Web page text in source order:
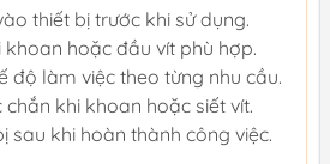
thiết bị trước khi sử dụng.
khoan hoặc đầu vít phù hợp.
độ làm việc theo từng nhu cầu.
chắn khi khoan hoặc siết vít.
sau khi hoàn thành công việc.